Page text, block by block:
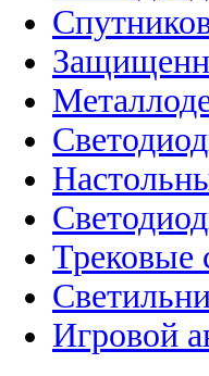
Трековые
Игровой